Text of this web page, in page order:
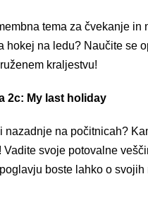
tema za čvekanje
hokej na ledu? Naučite se
kraljestvu!
2c: My last holiday
nazadnje na počitnicah?
Vadite svoje potovalne
boste lahko o